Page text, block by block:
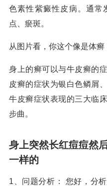
色素性紫癜性皮病。通常
点、瘀斑。
从图片看，你这个像是体癣
身上的癣可以与牛皮癣的
皮癣的症状为银白色鳞屑
牛皮癣症状表现的三大临
步曲。
身上突然长红痘痘然
一样的
1、问题分析： 您好，分